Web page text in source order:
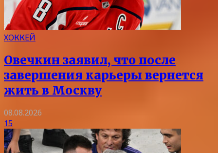
ХОККЕЙ
Овечкин заявил, что после
завершения карьеры вернется
жить в Москву
08.08.2026
15